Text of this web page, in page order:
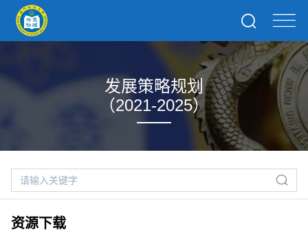
发展策略规划
（2021-2025）
资源下载